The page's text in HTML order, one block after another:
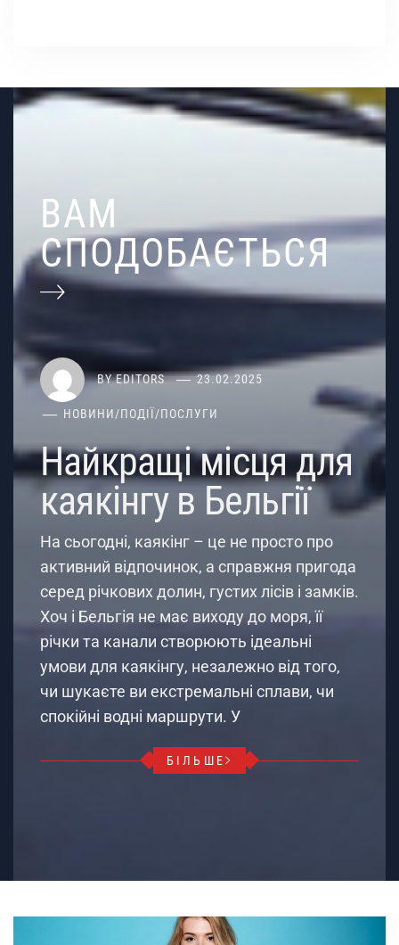
ВАМ
СПОДОБАЄТЬСЯ
BYEDITORS 23.02.2025
НОВИНИ/ПОДІЇ/ПОСЛУГИ
Найкращі місця для
каякінгу в Бельгії
На сьогодні, каякінг – це не просто про
активний відпочинок, а справжня пригода
серед річкових долин, густих лісів і замків.
Хоч і Бельгія не має виходу до моря, її
річки та канали створюють ідеальні
умови для каякінгу, незалежно від того,
чи шукаєте ви екстремальні сплави, чи
спокійні водні маршрути. У
БІЛЬШЕ